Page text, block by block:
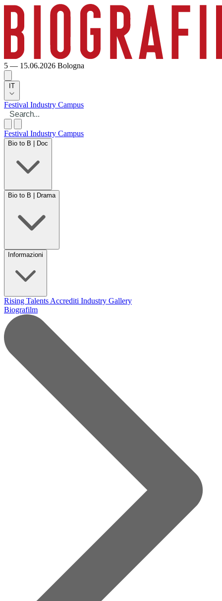
5 — 15.06.2026 Bologna
IT
Festival Industry Campus
Festival Industry Campus
Bio to B | Doc
Bio to B | Drama
Informazioni
Rising Talents Accrediti Industry Gallery
Biografilm